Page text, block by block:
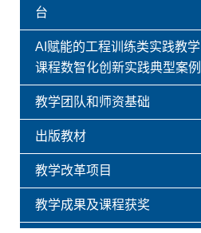
台
AI赋能的工程训练类实践教学
课程数智化创新实践典型案例
教学团队和师资基础
出版教材
教学改革项目
教学成果及课程获奖